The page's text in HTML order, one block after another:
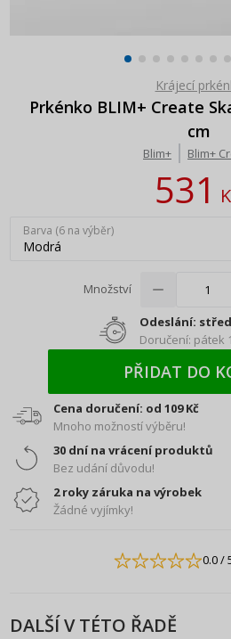
Krájecí
Prkénko BLIM+ Create
cm
Blim+ Blim+
531
Barva (6 na výběr)
Modrá
Množství
Odeslání:
Doručení: pátek
PŘIDAT DO
Cena doručení: od 109 Kč
Mnoho možností výběru!
30 dní na vrácení produktů
Bez udání důvodu!
2 roky záruka na výrobek
Žádné vyjímky!
0.0/
DALŠÍ V TÉTO ŘADĚ